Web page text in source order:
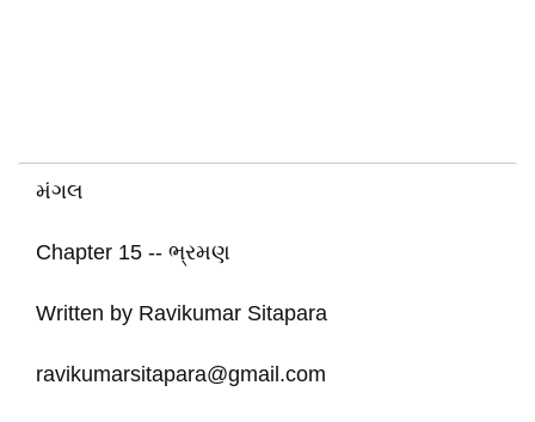
મંગલ
Chapter 15 -- ભ્રમણ
Written by Ravikumar Sitapara
ravikumarsitapara@gmail.com